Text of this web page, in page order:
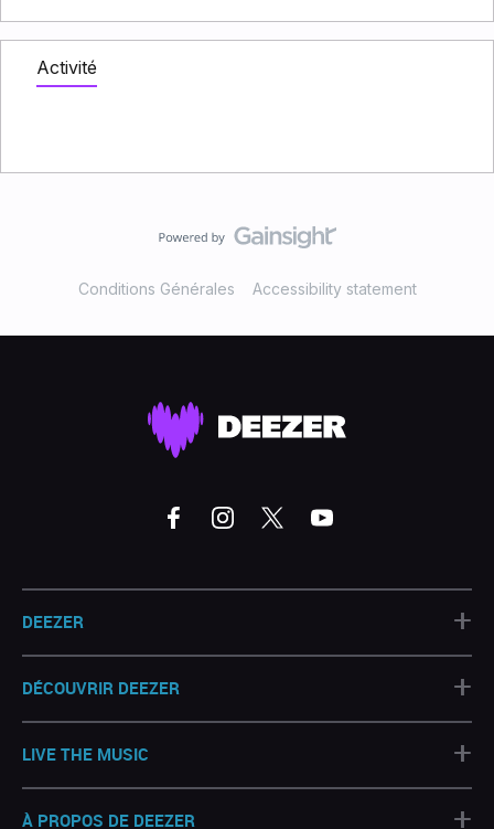
Activité
Conditions Générales Accessibility statement
DEEZER +
DÉCOUVRIR DEEZER +
LIVE THE MUSIC +
À PROPOS DE DEEZER +